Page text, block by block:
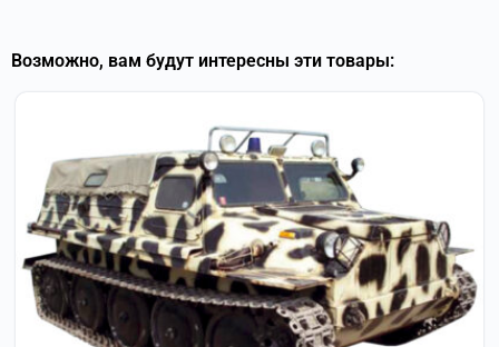
Возможно, вам будут интересны эти товары: